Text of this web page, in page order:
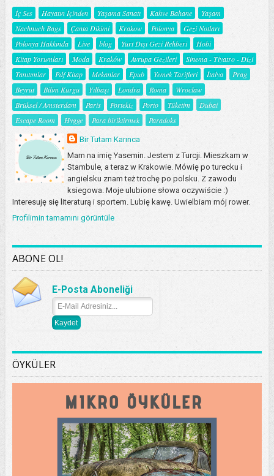
İç Ses Hayatın İçinden Yaşama Sanatı Kahve Bahane
Yaşam
Nachnuch Bags
Çanta Dikimi Krakow Polonya
Gezi Notları
Polonya Hakkında
Live blog Yurt Dışı Gezi Rehberi
Hobi
Kitap Yorumları
Moda Kraków Avrupa Gezileri
Sinema - Tiyatro - Dizi
Tanıtımlar
Pdf Kitap Mekanlar Epub Yemek Tarifleri İtalya
Prag
Beyrut
Bilim Kurgu Yılbaşı Londra Roma
Wroclaw
Brüksel / Amsterdam
Paris Portekiz Porto Tüketim
Dubai
Escape Room
Hygge Para biriktirmek Paradoks
Bir Tutam Karınca
Mam na imię Yasemin. Jestem z Turcji. Mieszkam w
Stambule, a teraz w Krakowie. Mówię po turecku i
angielsku znam też trochę po polsku. Z zawodu
ksiegowa. Moje ulubione słowa oczywiście :)
Interesuję się literaturą i sportem. Lubię kawę. Uwielbiam mój rower.
Profilimin tamamını görüntüle
ABONE OL!
E-Posta Aboneliği
ÖYKÜLER